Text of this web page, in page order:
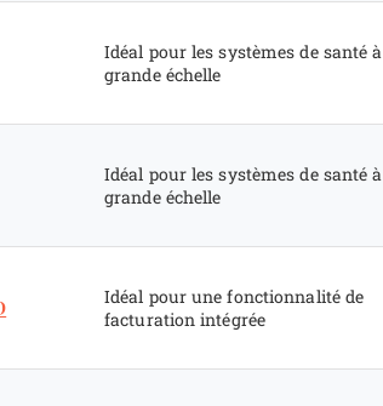
Idéal pour les systèmes de santé à
grande échelle
Idéal pour les systèmes de santé à
grande échelle
Idéal pour une fonctionnalité de
facturation intégrée